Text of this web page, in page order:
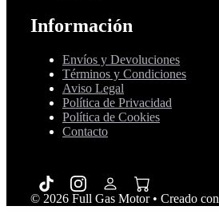
Información
Envíos y Devoluciones
Términos y Condiciones
Aviso Legal
Política de Privacidad
Política de Cookies
Contacto
© 2026 Full Gas Motor• Creado con